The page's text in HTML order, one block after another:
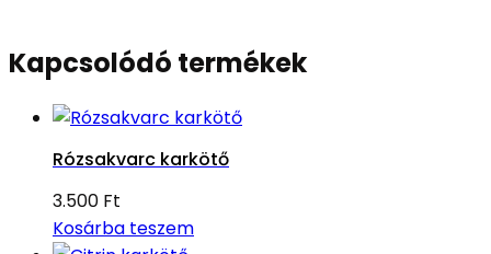
Kapcsolódó termékek
Rózsakvarc karkötő
3.500 Ft
Kosárba teszem